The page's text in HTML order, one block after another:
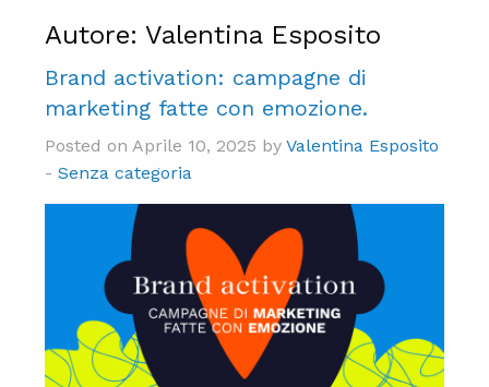
Autore:Valentina Esposito
Brand activation: campagne di
marketing fatte con emozione.
Posted on Aprile 10, 2025 byValentina Esposito
-Senza categoria